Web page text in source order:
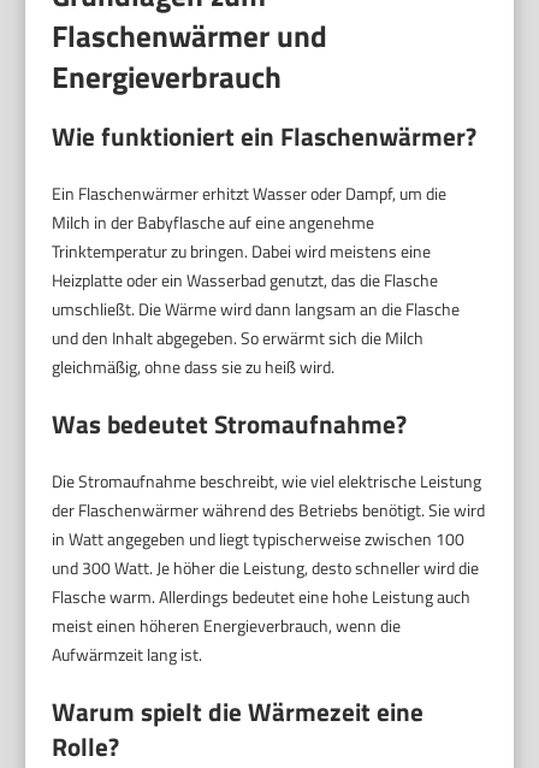
Flaschenwärmer und
Energieverbrauch
Wie funktioniert ein Flaschenwärmer?
Ein Flaschenwärmer erhitzt Wasser oder Dampf, um die
Milch in der Babyflasche auf eine angenehme
Trinktemperatur zu bringen. Dabei wird meistens eine
Heizplatte oder ein Wasserbad genutzt, das die Flasche
umschließt. Die Wärme wird dann langsam an die Flasche
und den Inhalt abgegeben. So erwärmt sich die Milch
gleichmäßig, ohne dass sie zu heiß wird.
Was bedeutet Stromaufnahme?
Die Stromaufnahme beschreibt, wie viel elektrische Leistung
der Flaschenwärmer während des Betriebs benötigt. Sie wird
in Watt angegeben und liegt typischerweise zwischen 100
und 300 Watt. Je höher die Leistung, desto schneller wird die
Flasche warm. Allerdings bedeutet eine hohe Leistung auch
meist einen höheren Energieverbrauch, wenn die
Aufwärmzeit lang ist.
Warum spielt die Wärmezeit eine
Rolle?